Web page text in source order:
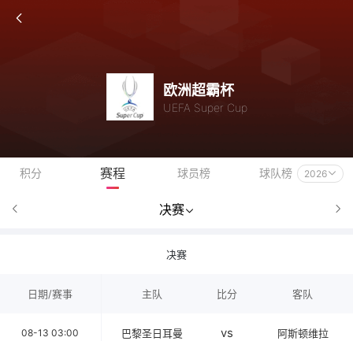
欧洲超霸杯
UEFA Super Cup
积分 赛程 球员榜 球队榜 2026
决赛
决赛
日期/赛事 主队 比分 客队
08-13 03:00 巴黎圣日耳曼 vs 阿斯顿维拉